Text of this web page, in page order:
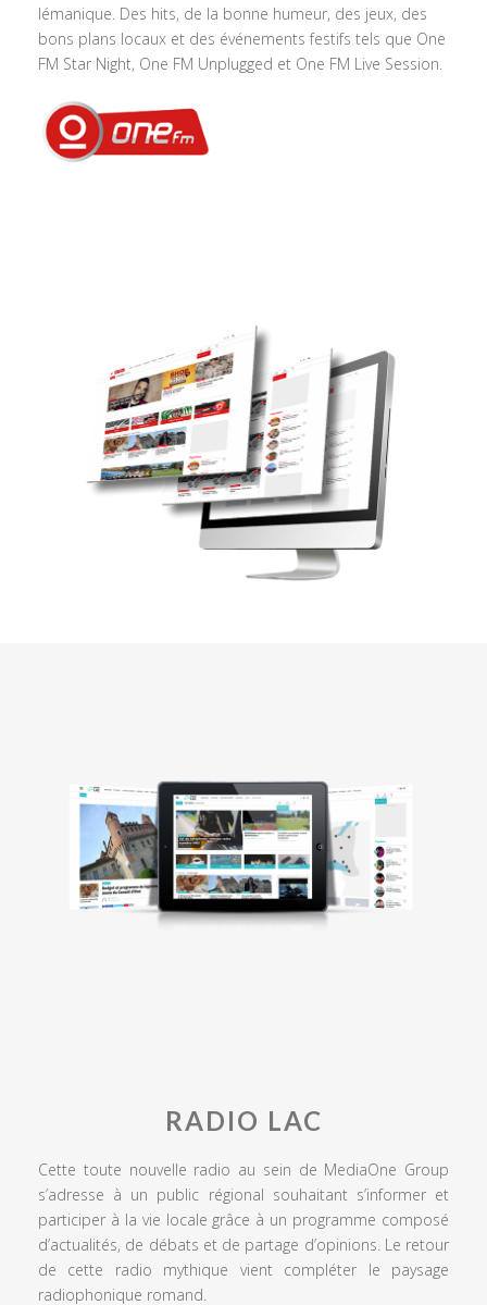
lémanique. Des hits, de la bonne humeur, des jeux, des
bons plans locaux et des événements festifs tels que One
FM Star Night, One FM Unplugged et One FM Live Session.
RADIO LAC
Cette toute nouvelle radio au sein de MediaOne Group
s’adresse à un public régional souhaitant s’informer et
participer à la vie locale grâce à un programme composé
d’actualités, de débats et de partage d’opinions. Le retour
de cette radio mythique vient compléter le paysage
radiophonique romand.